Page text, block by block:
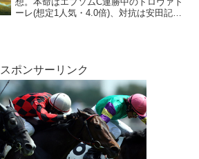
ーレ(想定1人気・4.0倍)、対抗は安田記念
エンドを切る4つの根拠と穴スズハローム
の上3F1位連発まで完全分析。
スポンサーリンク